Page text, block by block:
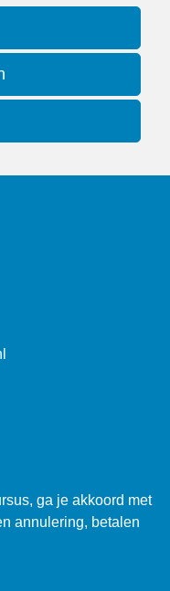
ga je akkoord met
annulering, betalen